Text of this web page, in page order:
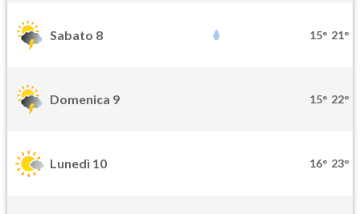
Sabato 8 15° 21°
Domenica 9 15° 22°
Lunedì 10 16° 23°